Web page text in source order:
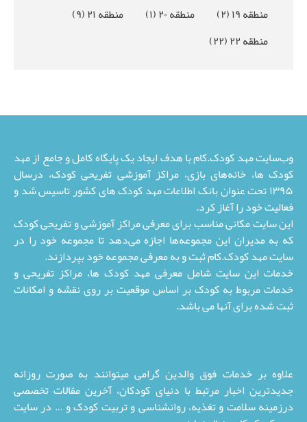
منطقه ۱۹
(۲) منطقه ۲۰ (۱) منطقه ۲۱
(۹)
منطقه ۲۲
(۲۲)
وب‌سایت مهد کودک.کام با هدف ایجاد یک پایگاه کامل و جامع از مهد
کودک ها، خانه‌های بازی، مراکز آموزشی تفریحی کودک، درسال
۱۳۹۵ تحت عنوان بانک اطلاعات مهد کودک های کشور تاسیس شد و
فعالیت خود را آغاز کرد.
این سایت مکانی مناسب برای معرفی مراکز آموزشی و تفریحی کودک
که به مدیران این مجموعه‌ها اجازه می‌دهد تا مجموعه خود را در
سایت مهد کودک.کام ثبت و به معرفی مجموعه خود بپردازند.
خدمات این سایت شامل معرفی مهد کودک ها، مراکز تفریحی و
خدمات مربوط به کودک بر اساس موقعیت بر روی نقشه و امکانات
ثبت شده برای آنها می باشد.
علاوه بر خدمات فوق والدین گرامی میتوانند به صورت روزانه
جدیدترین اخبار مرتبط با دنیای کودکان، آخرین مقالات تخصصی
درزمینه سلامت و تغذیه، روانشناسی و تربیت کودک و … در سایت